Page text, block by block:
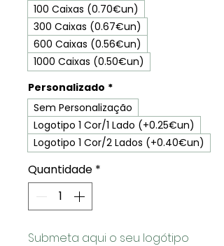
100 Caixas (0.70€un)
300 Caixas (0.67€un)
600 Caixas (0.56€un)
1000 Caixas (0.50€un)
Personalizado *
Sem Personalização
Logotipo 1 Cor/1 Lado (+0.25€un)
Logotipo 1 Cor/2 Lados (+0.40€un)
Quantidade *
Submeta aqui o seu logótipo